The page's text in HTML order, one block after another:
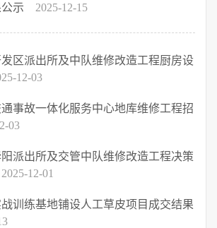
示
2025-12-15
区派出所及中队维修改造工程厨房设
12-03
事故一体化服务中心地库维修工程招
03
派出所及交管中队维修改造工程决策
2025-12-01
训练基地铺设人工草皮项目成交结果